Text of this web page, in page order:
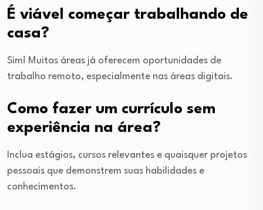
É viável começar trabalhando de
casa?
Sim! Muitas áreas já oferecem oportunidades de
trabalho remoto, especialmente nas áreas digitais.
Como fazer um currículo sem
experiência na área?
Inclua estágios, cursos relevantes e quaisquer projetos
pessoais que demonstrem suas habilidades e
conhecimentos.